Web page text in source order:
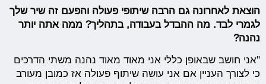
הוצאת לאחרונה גם הרבה שיתופי פעולה והפעם זה שיר שלך
לגמרי לבד. מה ההבדל בעבודה, בתהליך? ממה אתה יותר
נהנה?
"אני חושב שבאופן כללי אני מאוד מאוד נהנה משתי הדרכים
כי לצורך העניין אם אני עושה שיתוף פעולה אז כמובן מעורב